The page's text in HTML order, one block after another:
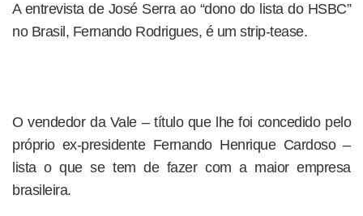
A entrevista de José Serra ao “dono do lista do HSBC”
no Brasil, Fernando Rodrigues, é um strip-tease.
O vendedor da Vale – título que lhe foi concedido pelo
próprio ex-presidente Fernando Henrique Cardoso –
lista o que se tem de fazer com a maior empresa
brasileira.